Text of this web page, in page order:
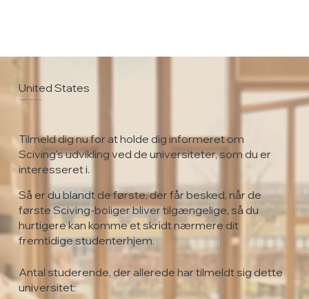
United States
University of Alaska Fairbanks
Tilmeld dig nu for at holde dig informeret om
Sciving's udvikling ved de universiteter, som du er
interesseret i.
Så er du blandt de første, der får besked, når de
første Sciving-boliger bliver tilgængelige, så du
hurtigere kan komme et skridt nærmere dit
fremtidige studenterhjem.
Antal studerende, der allerede har tilmeldt sig dette
universitet: